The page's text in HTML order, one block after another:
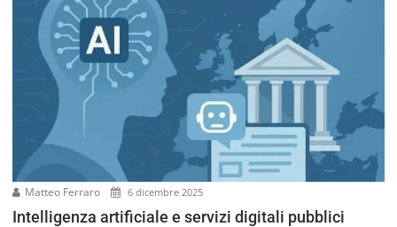
Matteo Ferraro 6 dicembre 2025
Intelligenza artificiale e servizi digitali pubblici